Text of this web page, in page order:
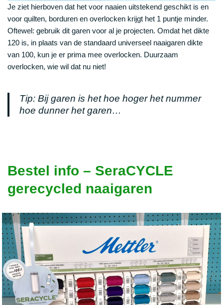
Je ziet hierboven dat het voor naaien uitstekend geschikt is en
voor quilten, borduren en overlocken krijgt het 1 puntje minder.
Oftewel: gebruik dit garen voor al je projecten. Omdat het dikte
120 is, in plaats van de standaard universeel naaigaren dikte
van 100, kun je er prima mee overlocken. Duurzaam
overlocken, wie wil dat nu niet!
Tip: Bij garen is het hoe hoger het nummer
hoe dunner het garen…
Bestel info – SeraCYCLE
gerecycled naaigaren